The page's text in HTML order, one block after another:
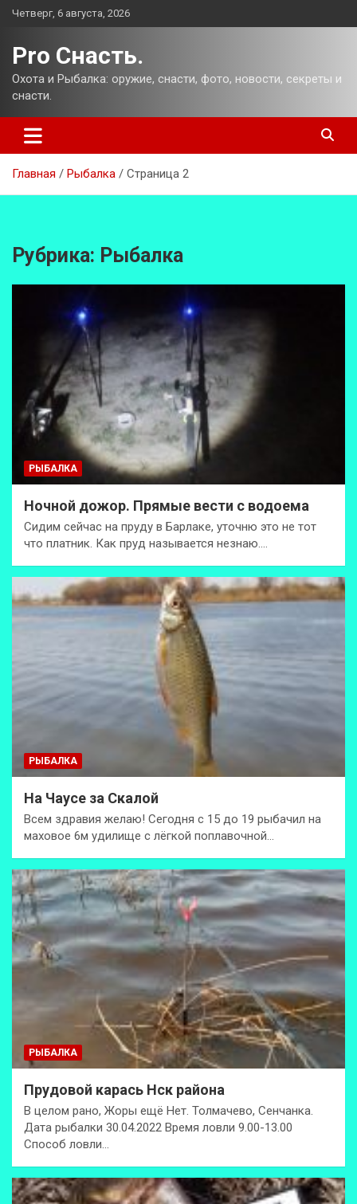
Перейти
Четверг, 6 августа, 2026
Pro Снасть.
Охота и Рыбалка: оружие, снасти, фото, новости, секреты и
снасти.
Главная Рыбалка Страница 2
Рубрика: Рыбалка
РЫБАЛКА
Ночной дожор. Прямые вести с водоема
Сидим сейчас на пруду в Барлаке, уточню это не тот
что платник. Как пруд называется незнаю.…
РЫБАЛКА
На Чаусе за Скалой
Всем здравия желаю! Сегодня с 15 до 19 рыбачил на
маховое 6м удилище с лёгкой поплавочной…
РЫБАЛКА
Прудовой карась Нск района
В целом рано, Жоры ещё Нет. Толмачево, Сенчанка.
Дата рыбалки 30.04.2022 Время ловли 9.00-13.00
Способ ловли…